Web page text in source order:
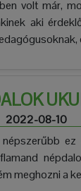
volt már,
aki
2022-08-10
ez
meghozni a